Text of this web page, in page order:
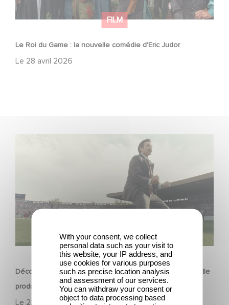
FILM
Le Roi du Game : la nouvelle comédie d'Eric Judor
Le 28 avril 2026
FILM
Découvrez les premières images de Mexico 86, la nouvelle
production Gaumont USA
Le 23 avril 2026
Découvrez les premières images de Mexico 86, la
nouvelle production Gaumont USA
With your consent, we collect
personal data such as your visit to
this website, your IP address, and
use cookies for various purposes
such as precise location analysis
and assessment of our services.
You can withdraw your consent or
object to data processing based